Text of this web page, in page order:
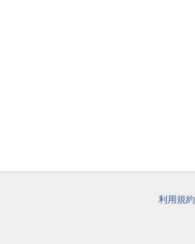
利用規約